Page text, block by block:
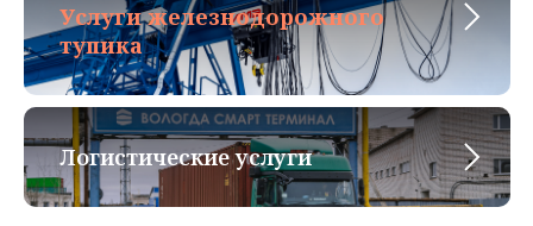
Услуги железнодорожного
тупика
Логистические услуги